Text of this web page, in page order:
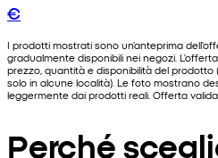
€
I prodotti mostrati sono un'anteprima
gradualmente disponibili nei negozi.
prezzo, quantità e disponibilità del prodotto
solo in alcune località). Le foto mostrano
leggermente dai prodotti reali. Offerta
Perché